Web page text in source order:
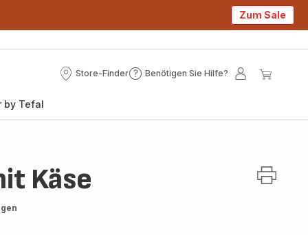
Zum Sale
Store-Finder
Store-
Benötigen Sie Hilfe?
Benötigen
Mein
by Tefal
Käse